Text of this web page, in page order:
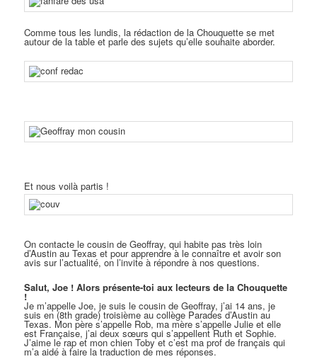
Comme tous les lundis, la rédaction de la Chouquette se met
autour de la table et parle des sujets qu’elle souhaite aborder.
Et nous voilà partis !
On contacte le cousin de Geoffray, qui habite pas très loin
d’Austin au Texas et pour apprendre à le connaître et avoir son
avis sur l’actualité, on l’invite à répondre à nos questions.
Salut, Joe ! Alors présente-toi aux lecteurs de la Chouquette
!
Je m’appelle Joe, je suis le cousin de Geoffray, j’ai 14 ans, je
suis en (8th grade) troisième au collège Parades d’Austin au
Texas. Mon père s’appelle Rob, ma mère s’appelle Julie et elle
est Française, j’ai deux sœurs qui s’appellent Ruth et Sophie.
J’aime le rap et mon chien Toby et c’est ma prof de français qui
m’a aidé à faire la traduction de mes réponses.